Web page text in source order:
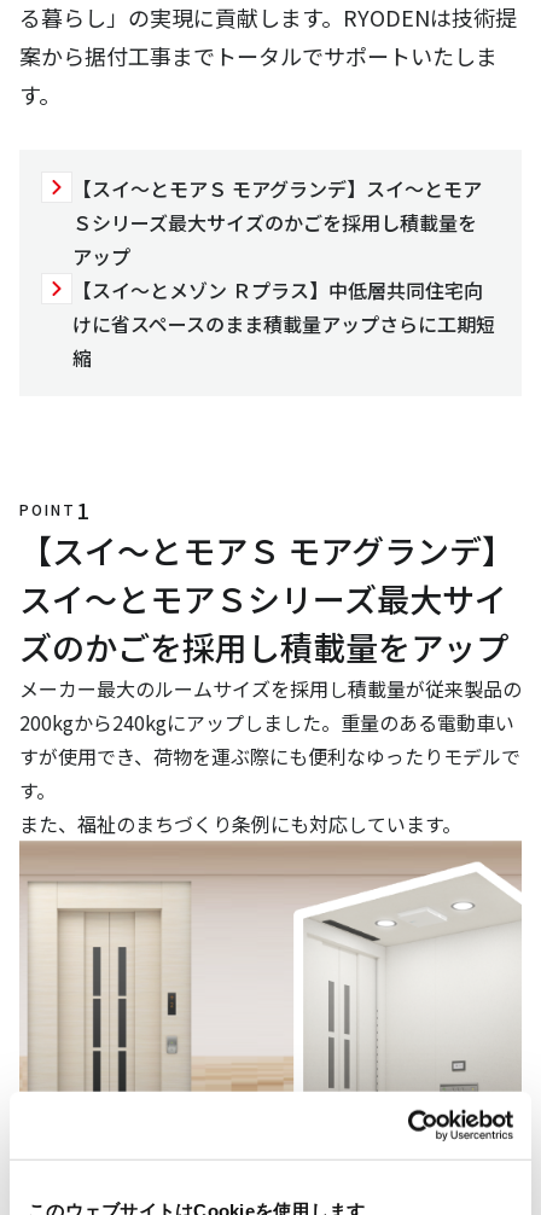
このウェブサイトはCookieを使用します
る暮らし」の実現に貢献します。RYODENは技術提
案から据付工事までトータルでサポートいたしま
す。
【スイ～とモアＳ モアグランデ】スイ～とモア
Ｓシリーズ最大サイズのかごを採用し積載量を
アップ
【スイ～とメゾン Ｒプラス】中低層共同住宅向
けに省スペースのまま積載量アップさらに工期短
縮
POINT 1
【スイ～とモアＳ モアグランデ】
スイ～とモアＳシリーズ最大サイ
ズのかごを採用し積載量をアップ
メーカー最大のルームサイズを採用し積載量が従来製品の
200kgから240kgにアップしました。重量のある電動車い
すが使用でき、荷物を運ぶ際にも便利なゆったりモデルで
す。
また、福祉のまちづくり条例にも対応しています。